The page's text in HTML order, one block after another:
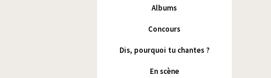
Albums
Concours
Dis, pourquoi tu chantes ?
En scène